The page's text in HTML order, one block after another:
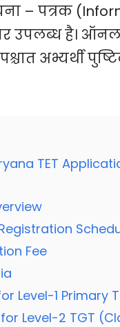
– पत्रक
उपलब्ध है।
अभ्यर्थी
TET
Fee
Level-1 Primary
Level-2 TGT